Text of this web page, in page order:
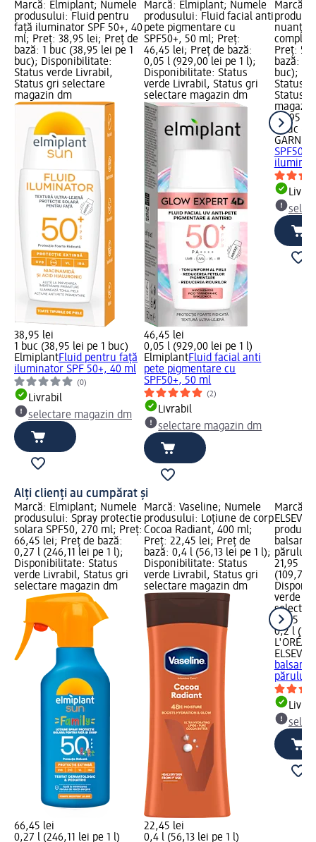
Marcă: Elmiplant; Numele
produsului: Fluid pentru
față iluminator SPF 50+, 40
ml; Preț: 38,95 lei; Preț de
bază: 1 buc (38,95 lei pe 1
buc); Disponibilitate:
Status verde Livrabil,
Status gri selectare
magazin dm
38,95 lei
1 buc (38,95 lei pe 1 buc)
ElmiplantFluid pentru față
iluminator SPF 50+, 40 ml
(0)
Livrabil
selectare magazin dm
Marcă: Elmiplant; Numele
produsului: Fluid facial anti
pete pigmentare cu
SPF50+, 50 ml; Preț:
46,45 lei; Preț de bază:
0,05 l (929,00 lei pe 1 l);
Disponibilitate: Status
verde Livrabil, Status gri
selectare magazin dm
46,45 lei
0,05 l (929,00 lei pe 1 l)
ElmiplantFluid facial anti
pete pigmentare cu
SPF50+, 50 ml
(2)
Livrabil
selectare magazin dm
Marcă:
Preț:
bază: 1
buc);
Status
Status
54,95 lei
1 buc
GARNIER
SPF50+
Alți clienți au cumpărat și
Marcă: Elmiplant; Numele
produsului: Spray protectie
solara SPF50, 270 ml; Preț:
66,45 lei; Preț de bază:
0,27 l (246,11 lei pe 1 l);
Disponibilitate: Status
verde Livrabil, Status gri
selectare magazin dm
66,45 lei
0,27 l (246,11 lei pe 1 l)
Marcă: Vaseline; Numele
produsului: Loțiune de corp
Cocoa Radiant, 400 ml;
Preț: 22,45 lei; Preț de
bază: 0,4 l (56,13 lei pe 1 l);
Disponibilitate: Status
verde Livrabil, Status gri
selectare magazin dm
22,45 lei
0,4 l (56,13 lei pe 1 l)
Marcă:
balsam
părului,
21,95
(109,75
verde
21,95 lei
0,2 l
L'ORÉAL
ELSEVE
balsam
părului,